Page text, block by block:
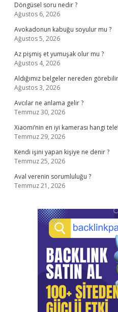
Döngüsel soru nedir ?
Ağustos 6, 2026
Avokadonun kabuğu soyulur mu ?
Ağustos 5, 2026
Az pişmiş et yumuşak olur mu ?
Ağustos 4, 2026
Aldığımız belgeler nereden
Ağustos 3, 2026
Avcılar ne anlama gelir ?
Temmuz 30, 2026
Xiaomi’nin en iyi kamerası hangi
Temmuz 29, 2026
Kendi işini yapan kişiye ne denir ?
Temmuz 25, 2026
Aval verenin sorumluluğu ?
Temmuz 21, 2026